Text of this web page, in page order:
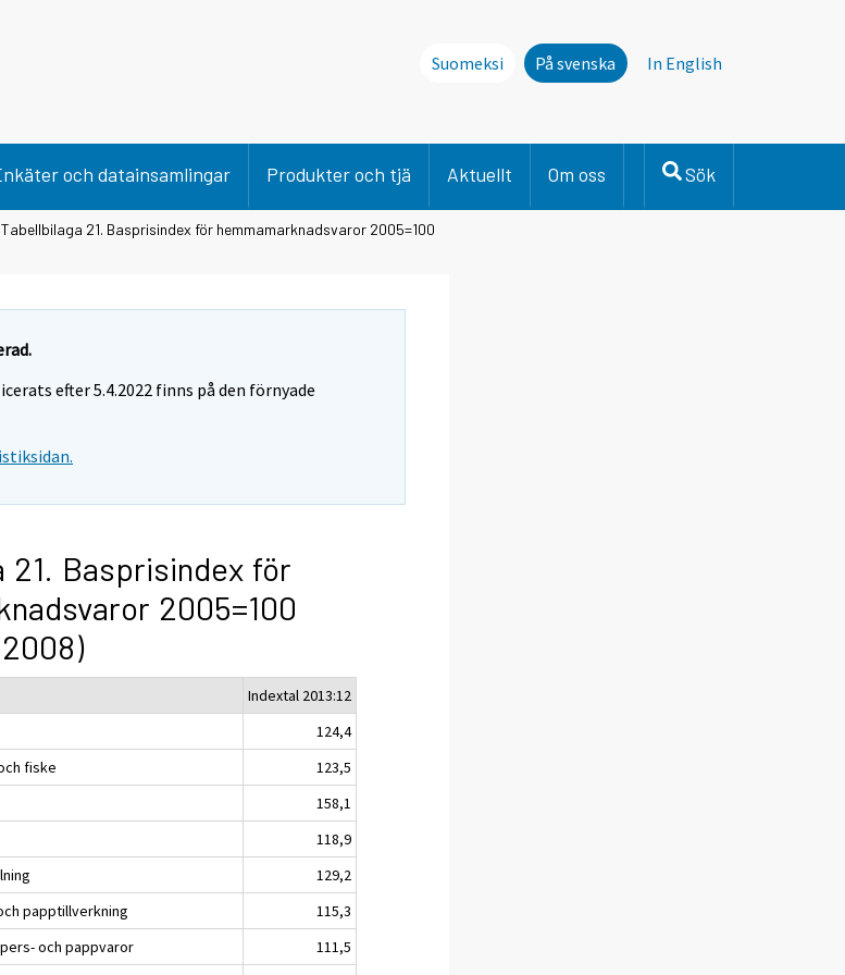
Suomeksi På svenska In English
och datainsamlingar Produkter och tjä Aktuellt Om oss Sök
21. Basprisindex för hemmamarknadsvaror 2005=100
efter 5.4.2022 finns på den förnyade
21. Basprisindex för
2005=100
Indextal 2013:12
124,4
fiske
123,5
158,1
118,9
129,2
papptillverkning
115,3
och pappvaror
111,5